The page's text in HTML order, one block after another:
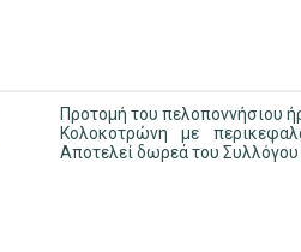
Προτομή του πελοποννήσιου
Κολοκοτρώνη με
Αποτελεί δωρεά του